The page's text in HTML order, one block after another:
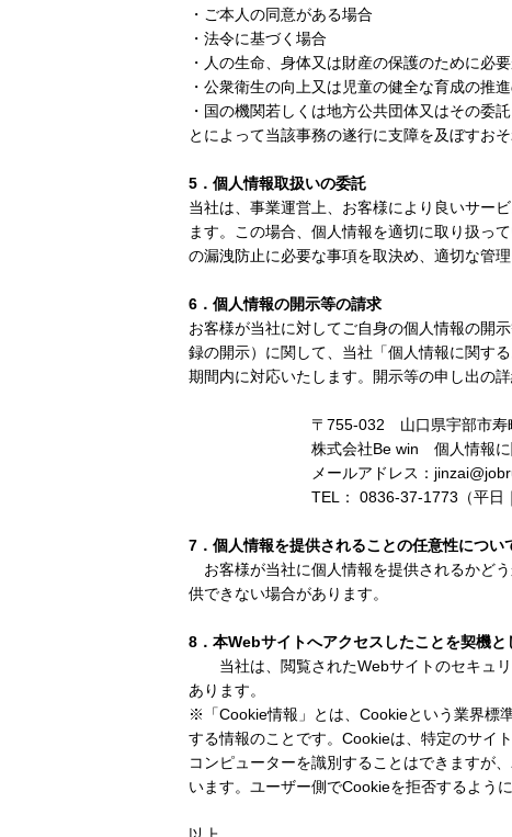
・ご本人の同意がある場合
・法令に基づく場合
・人の生命、身体又は財産の保護のために必
・公衆衛生の向上又は児童の健全な育成の推
・国の機関若しくは地方公共団体又はその委
とによって当該事務の遂行に支障を及ぼすお
5 ．個人情報取扱いの委託
当社は、事業運営上、お客様により良いサー
ます。この場合、個人情報を適切に取り扱っ
の漏洩防止に必要な事項を取決め、適切な管理
6 ．個人情報の開示等の請求
お客様が当社に対してご自身の個人情報の開
録の開示）に関して、当社「個人情報に関す
期間内に対応いたします。開示等の申し出の
〒 755-032 山口県宇部市寿
株式会社Be win 個人情報に
メールアドレス：
TEL
： 0836-37-1773 （平日｜
7 ．個人情報を提供されることの任意性につい
お客様が当社に個人情報を提供されるかど
供できない場合があります。
8 ．本Webサイトへアクセスしたことを契機
当社は、閲覧されたWebサイトのセキュ
あります。
※
「Cookie情報」とは、 Cookieという業界標
する情報のことです。 Cookieは、特定のサイ
コンピューターを識別することはできますが
います。ユーザー側でCookieを拒否するよう